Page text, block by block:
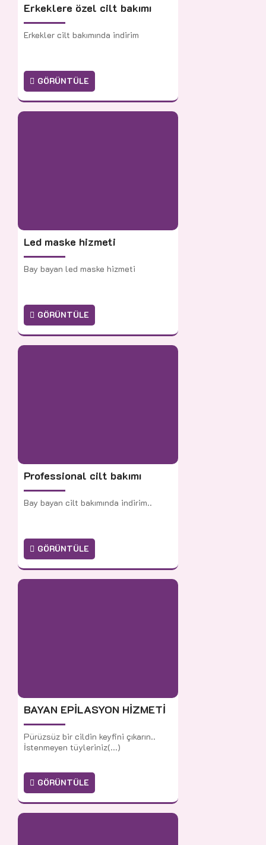
Erkeklere özel cilt bakımı
Erkekler cilt bakımında indirim
GÖRÜNTÜLE
Led maske hizmeti
Bay bayan led maske hizmeti
GÖRÜNTÜLE
Professional cilt bakımı
Bay bayan cilt bakımında indirim..
GÖRÜNTÜLE
BAYAN EPİLASYON HİZMETİ
Pürüzsüz bir cildin keyfini çıkarın..
İstenmeyen tüyleriniz(...)
GÖRÜNTÜLE